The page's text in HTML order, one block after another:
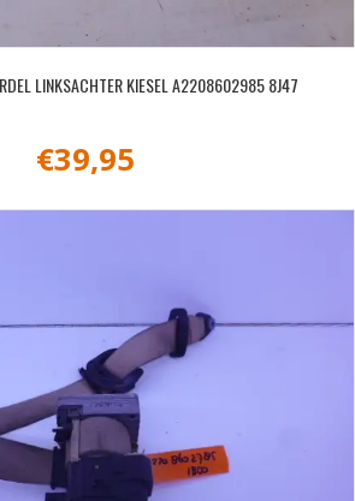
LINKSACHTER KIESEL A2208602985 8J47
€39,95